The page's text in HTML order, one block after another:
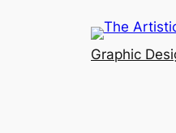
Graphic